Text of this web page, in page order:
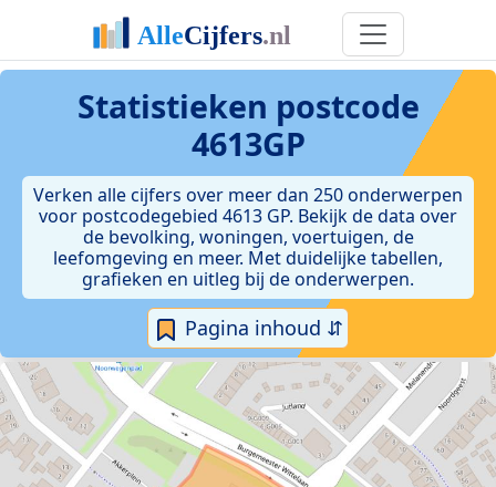
Statistieken postcode
4613GP
Verken alle cijfers over meer dan 250 onderwerpen
voor postcodegebied 4613 GP. Bekijk de data over
de bevolking, woningen, voertuigen, de
leefomgeving en meer. Met duidelijke tabellen,
grafieken en uitleg bij de onderwerpen.
Pagina inhoud ⇵